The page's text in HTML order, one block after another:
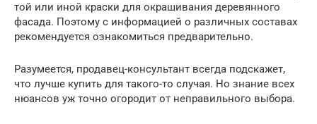
той или иной краски для окрашивания деревянного
фасада. Поэтому с информацией о различных составах
рекомендуется ознакомиться предварительно.
Разумеется, продавец-консультант всегда подскажет,
что лучше купить для такого-то случая. Но знание всех
нюансов уж точно огородит от неправильного выбора.